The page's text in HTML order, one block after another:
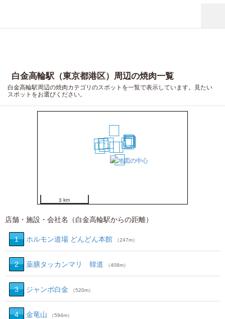
白金高輪駅（東京都港区）周辺の焼肉一覧
白金高輪駅周辺の焼肉カテゴリのスポットを一覧で表示しています。見たい
スポットをお選びください。
1
3
4
5
6
7
8
9 10
11
12
13
14
15
16
17
18
3 km
店舗・施設・会社名（白金高輪駅からの距離）
1 ホルモン道場 どんどん本館 （247m）
2 薬膳タッカンマリ 韓道 （408m）
3 ジャンボ白金 （520m）
4 金竜山 （594m）